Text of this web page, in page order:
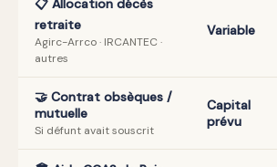
📋 Allocation décès
retraite
Agirc-Arrco · IRCANTEC ·
autres
Variable
🤝 Contrat obsèques /
mutuelle
Si défunt avait souscrit
Capital
prévu